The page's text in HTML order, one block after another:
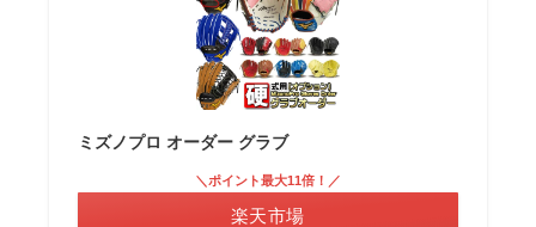
ミズノプロ オーダー グラブ
＼ポイント最大11倍！／
楽天市場